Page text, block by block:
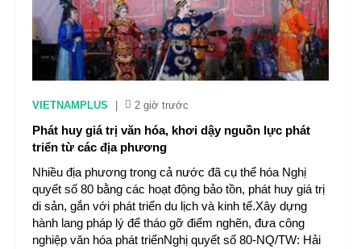
VIETNAMPLUS 2 giờ trước
Phát huy giá trị văn hóa, khơi dậy nguồn lực phát
triển từ các địa phương
Nhiều địa phương trong cả nước đã cụ thể hóa Nghị
quyết số 80 bằng các hoạt động bảo tồn, phát huy giá trị
di sản, gắn với phát triển du lịch và kinh tế.Xây dựng
hành lang pháp lý để tháo gỡ điểm nghẽn, đưa công
nghiệp văn hóa phát triểnNghị quyết số 80-NQ/TW: Hải